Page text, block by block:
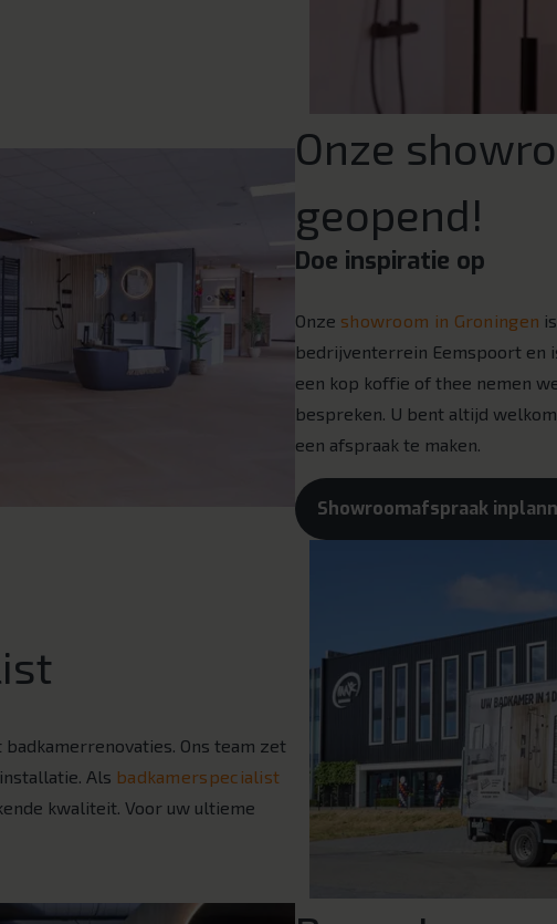
Onze
geopend!
Doe inspiratie op
Onze showroom in Groningen
bedrijventerrein Eemspoort en
een kop koffie of thee nemen
bespreken. U bent altijd
een afspraak te maken.
Showroomafspraak
Ons team zet
Als badkamerspecialist
kwaliteit. Voor uw ultieme